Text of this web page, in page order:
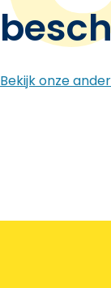
Bekijk onze